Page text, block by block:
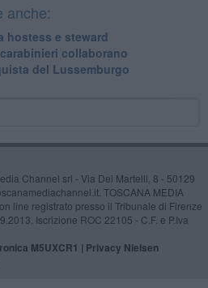
anche:
hostess e steward
collaborano
del Lussemburgo
Channel srl - Via Dei Martelli, 8 - 50129
TOSCANA MEDIA
line registrato presso il Tribunale di Firenze
Iscrizione ROC 22105 - C.F. e P.Iva
M5UXCR1 | Privacy Nielsen